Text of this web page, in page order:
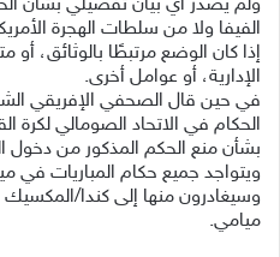
ولم يصدر أي بيان تفصيلي بشأن
الفيفا ولا من سلطات الهجرة
إذا كان الوضع مرتبطًا بالوثائق، أو
الإدارية، أو عوامل أخرى.
في حين قال الصحفي الإفريقي
الحكام في الاتحاد الصومالي لكرة
بشأن منع الحكم المذكور من دخول
ويتواجد جميع حكام المباريات في
وسيغادرون منها إلى كندا/المكسيك
ميامي.